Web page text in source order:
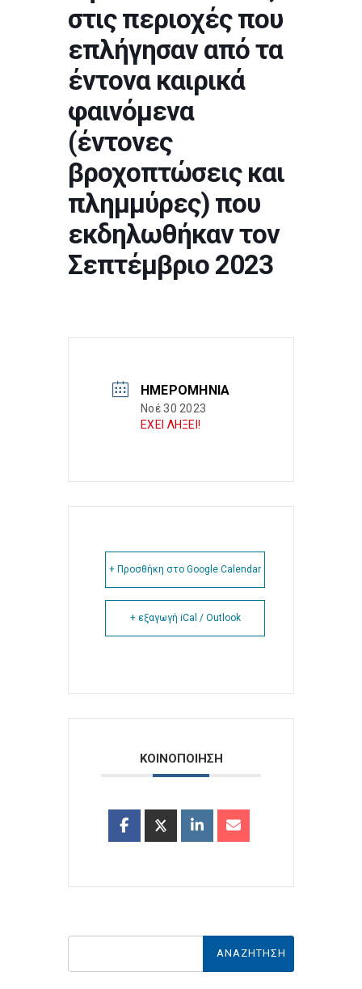
στις περιοχές που
επλήγησαν από τα
έντονα καιρικά
φαινόμενα
(έντονες
βροχοπτώσεις και
πλημμύρες) που
εκδηλωθήκαν τον
Σεπτέμβριο 2023
ΗΜΕΡΟΜΗΝΊΑ
Νοέ 30 2023
ΕΧΕΙ ΛΗΞΕΙ!
+ Προσθήκη στο Google Calendar
+ εξαγωγή iCal / Outlook
ΚΟΙΝΟΠΟΙΗΣΗ